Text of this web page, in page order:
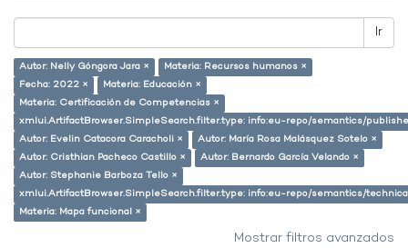
Ir
Autor: Nelly Góngora Jara ×
Materia: Recursos humanos ×
Fecha: 2022 ×
Materia: Educación ×
Materia: Certificación de Competencias ×
xmlui.ArtifactBrowser.SimpleSearch.filter.type: info:eu-repo/semantics/
Autor: Evelin Catacora Caracholi ×
Autor: María Rosa Malásquez Sotelo ×
Autor: Cristhian Pacheco Castillo ×
Autor: Bernardo García Velando ×
Autor: Stephanie Barboza Tello ×
xmlui.ArtifactBrowser.SimpleSearch.filter.type: info:eu-repo/semantics/
Materia: Mapa funcional ×
Mostrar filtros avanzados